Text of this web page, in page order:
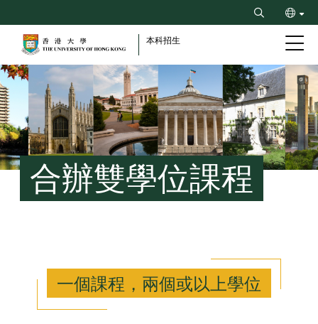
to
content
Search
简
本科招生
Breadcrumb
合辦雙學位課程
一個課程，兩個或以上學位